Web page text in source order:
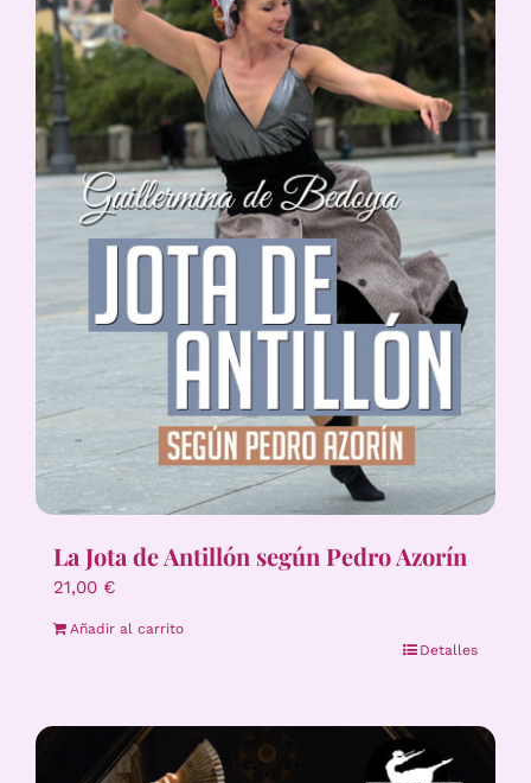
La Jota de Antillón según Pedro Azorín
21,00 €
Añadir al carrito
Detalles